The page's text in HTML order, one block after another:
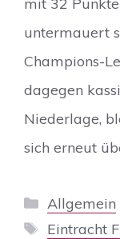
untermauert
Champions-
dagegen
Niederlage,
sich erneut
Kategorien
Allgemein
Eintracht